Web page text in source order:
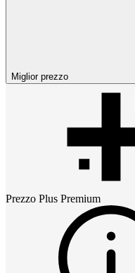
Miglior prezzo
Prezzo Plus Premium